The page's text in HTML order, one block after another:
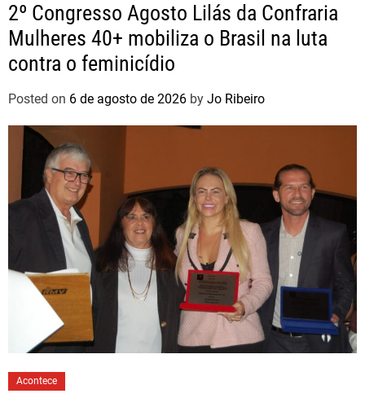
2º Congresso Agosto Lilás da Confraria
Mulheres 40+ mobiliza o Brasil na luta
contra o feminicídio
Posted on 6 de agosto de 2026 by Jo Ribeiro
Acontece